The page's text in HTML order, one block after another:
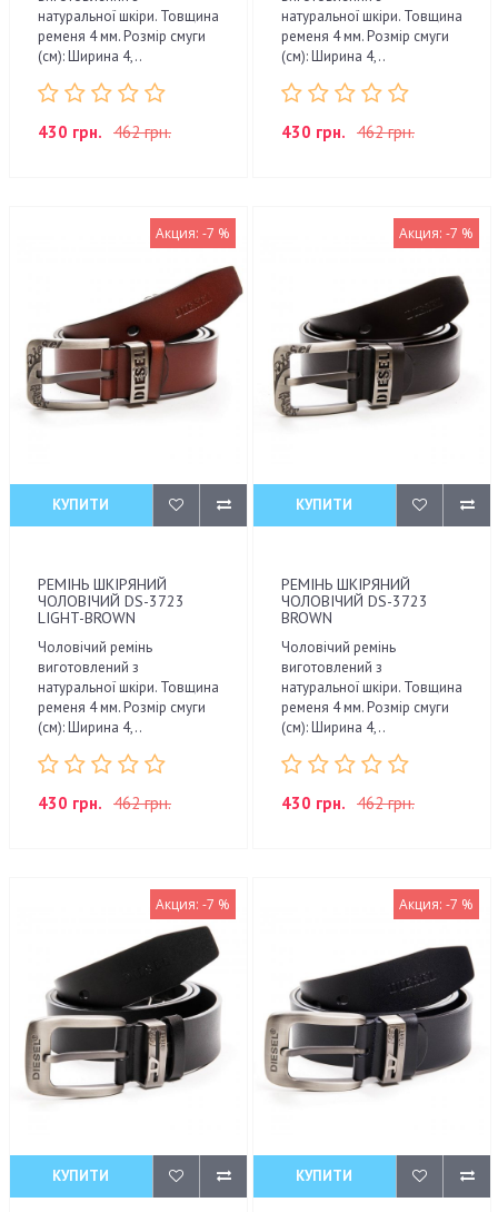
натуральної шкіри. Товщина
ременя 4 мм. Розмір смуги
(см): Ширина 4,..
430 грн. 462 грн.
натуральної шкіри. Товщина
ременя 4 мм. Розмір смуги
(см): Ширина 4,..
430 грн. 462 грн.
Акция: -7 %
КУПИТИ
РЕМІНЬ ШКІРЯНИЙ
ЧОЛОВІЧИЙ DS-3723
LIGHT-BROWN
Чоловічий ремінь
виготовлений з
натуральної шкіри. Товщина
ременя 4 мм. Розмір смуги
(см): Ширина 4,..
430 грн. 462 грн.
Акция: -7 %
КУПИТИ
РЕМІНЬ ШКІРЯНИЙ
ЧОЛОВІЧИЙ DS-3723
BROWN
Чоловічий ремінь
виготовлений з
натуральної шкіри. Товщина
ременя 4 мм. Розмір смуги
(см): Ширина 4,..
430 грн. 462 грн.
Акция: -7 %
КУПИТИ
Акция: -7 %
КУПИТИ